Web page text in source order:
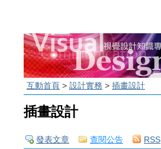
互動首頁 > 設計實務 > 插畫設計
插畫設計
發表文章 查閱公告
RSS